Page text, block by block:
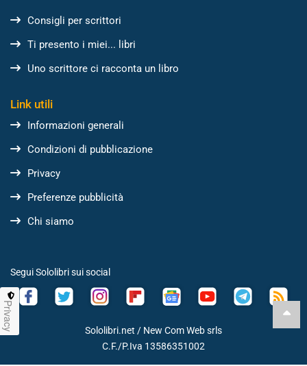
Consigli per scrittori
Ti presento i miei... libri
Uno scrittore ci racconta un libro
Link utili
Informazioni generali
Condizioni di pubblicazione
Privacy
Preferenze pubblicità
Chi siamo
Segui Sololibri sui social
Sololibri.net / New Com Web srls
C.F./P.Iva 13586351002
Privacy